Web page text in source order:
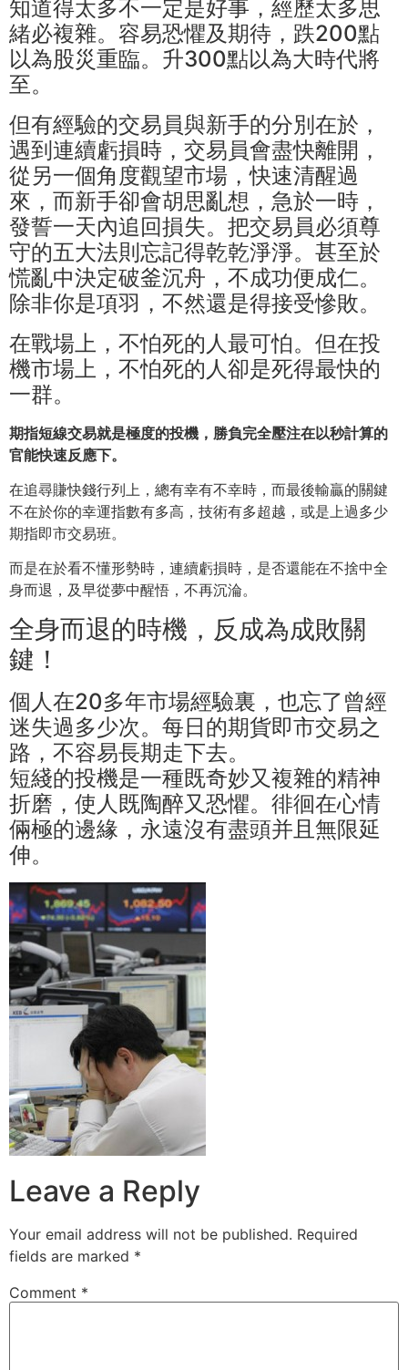
知道得太多不一定是好事，經歷太多思
緒必複雜。容易恐懼及期待，跌200點
以為股災重臨。升300點以為大時代將
至。
但有經驗的交易員與新手的分別在於，
遇到連續虧損時，交易員會盡快離開，
從另一個角度觀望市場，快速清醒過
來，而新手卻會胡思亂想，急於一時，
發誓一天內追回損失。把交易員必須尊
守的五大法則忘記得乾乾淨淨。甚至於
慌亂中決定破釜沉舟，不成功便成仁。
除非你是項羽，不然還是得接受慘敗。
在戰場上，不怕死的人最可怕。但在投
機市場上，不怕死的人卻是死得最快的
一群。
期指短線交易就是極度的投機，勝負完全壓注在以秒計算的
官能快速反應下。
在追尋賺快錢行列上，總有幸有不幸時，而最後輸贏的關鍵
不在於你的幸運指數有多高，技術有多超越，或是上過多少
期指即市交易班。
而是在於看不懂形勢時，連續虧損時，是否還能在不捨中全
身而退，及早從夢中醒悟，不再沉淪。
全身而退的時機，反成為成敗關
鍵！
個人在20多年市場經驗裏，也忘了曾經
迷失過多少次。每日的期貨即市交易之
路，不容易長期走下去。
短綫的投機是一種既奇妙又複雜的精神
折磨，使人既陶醉又恐懼。徘徊在心情
倆極的邊緣，永遠沒有盡頭并且無限延
伸。
Leave a Reply
Your email address will not be published. Required
fields are marked *
Comment *